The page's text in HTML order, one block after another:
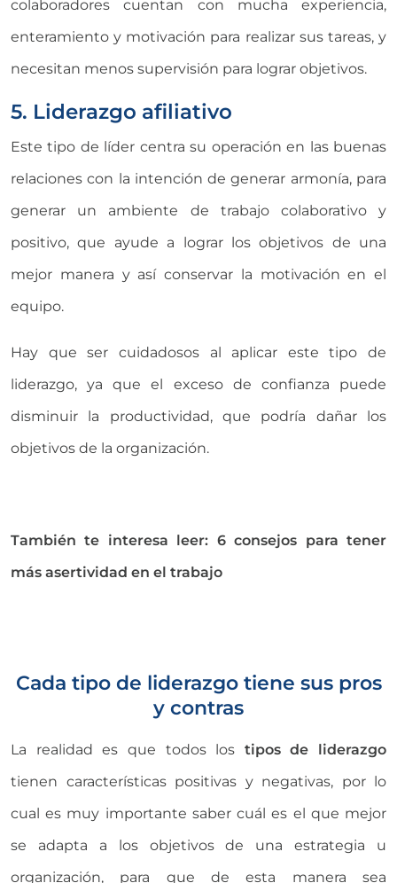
colaboradores cuentan con mucha experiencia,
enteramiento y motivación para realizar sus tareas, y
necesitan menos supervisión para lograr objetivos.
5. Liderazgo afiliativo
Este tipo de líder centra su operación en las buenas
relaciones con la intención de generar armonía, para
generar un ambiente de trabajo colaborativo y
positivo, que ayude a lograr los objetivos de una
mejor manera y así conservar la motivación en el
equipo.
Hay que ser cuidadosos al aplicar este tipo de
liderazgo, ya que el exceso de confianza puede
disminuir la productividad, que podría dañar los
objetivos de la organización.
También te interesa leer: 6 consejos para tener
más asertividad en el trabajo
Cada tipo de liderazgo tiene sus pros
y contras
La realidad es que todos los tipos de liderazgo
tienen características positivas y negativas, por lo
cual es muy importante saber cuál es el que mejor
se adapta a los objetivos de una estrategia u
organización, para que de esta manera sea